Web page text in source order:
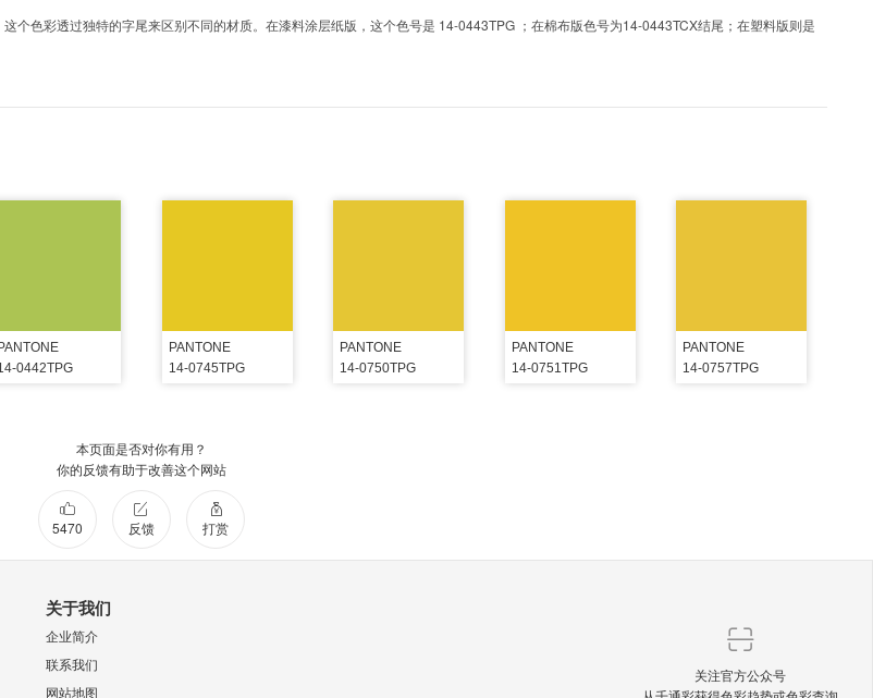
个色彩透过独特的字尾来区别不同的材质。在漆料涂层纸版，这个色号是 14-0443TPG ；在棉布版色号为14-0443TCX结尾；在塑料版则是
PANTONE
0442TPG
PANTONE
14-0745TPG
PANTONE
14-0750TPG
PANTONE
14-0751TPG
PANTONE
14-0757TPG
本页面是否对你有用？
你的反馈有助于改善这个网站
5470 反馈 打赏
关于我们
企业简介
联系我们
网站地图
关注官方公众号